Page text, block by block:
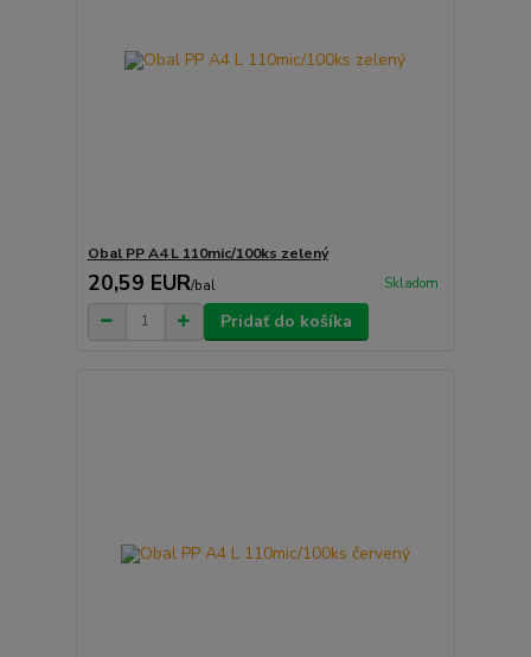
Obal PP A4 L 110mic/100ks zelený
20,59 EUR/bal Skladom
Pridať do košíka